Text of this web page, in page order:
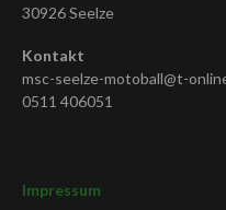
30926 Seelze
Kontakt
msc-seelze-motoball@t-
0511 406051
Impressum